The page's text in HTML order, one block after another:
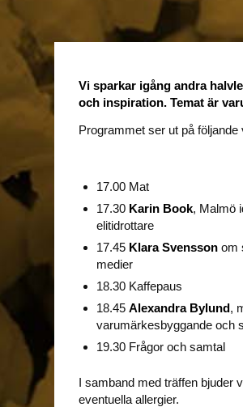
Vi sparkar igång andra
och inspiration. Temat är
Programmet ser ut på följande
17.00 Mat
17.30 Karin Book, Malmö
elitidrottare
17.45 Klara Svensson om
medier
18.30 Kaffepaus
18.45 Alexandra Bylund,
varumärkesbyggande och
19.30 Frågor och samtal
I samband med träffen bjuder
eventuella allergier.